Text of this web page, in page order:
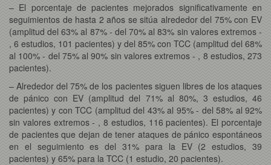
– El porcentaje de pacientes mejorados significativamente en
seguimientos de hasta 2 años se sitúa alrededor del 75% con EV
(amplitud del 63% al 87% - del 70% al 83% sin valores extremos -
, 6 estudios, 101 pacientes) y del 85% con TCC (amplitud del 68%
al 100% - del 75% al 90% sin valores extremos - , 8 estudios, 273
pacientes).
– Alrededor del 75% de los pacientes siguen libres de los ataques
de pánico con EV (amplitud del 71% al 80%, 3 estudios, 46
pacientes) y con TCC (amplitud del 43% al 95% - del 58% al 92%
sin valores extremos - , 8 estudios, 116 pacientes). El porcentaje
de pacientes que dejan de tener ataques de pánico espontáneos
en el seguimiento es del 31% para la EV (2 estudios, 39
pacientes) y 65% para la TCC (1 estudio, 20 pacientes).